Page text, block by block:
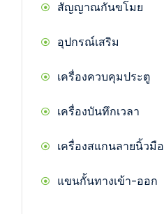
สัญญาณกันขโมย
อุปกรณ์เสริม
เครื่องควบคุมประตู
เครื่องบันทึกเวลา
เครื่องสแกนลายนิ้วมือ
แขนกั้นทางเข้า-ออก